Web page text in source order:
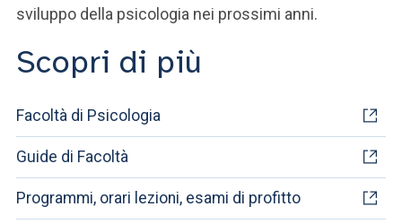
sviluppo della psicologia nei prossimi anni.
Scopri di più
Facoltà di Psicologia
Guide di Facoltà
Programmi, orari lezioni, esami di profitto